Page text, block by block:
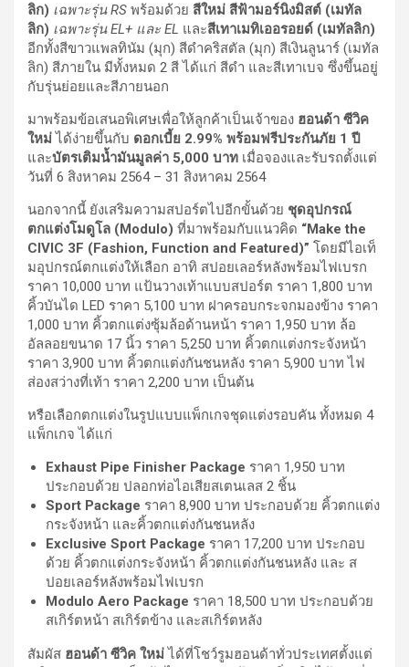
ลิก) เฉพาะรุ่นRS พร้อมด้วย สีใหม่ สีฟ้ามอร์นิงมิสต์ (เมทัล
ลิก) เฉพาะรุ่นEL+ และ EL และสีเทาเมทิเออรอยด์ (เมทัลลิก)
อีกทั้งสีขาวแพลทินัม (มุก) สีดำคริสตัล (มุก) สีเงินลูนาร์ (เมทัล
ลิก) สีภายใน มีทั้งหมด 2 สี ได้แก่ สีดำ และสีเทาเบจ ซึ่งขึ้นอยู่
กับรุ่นย่อยและสีภายนอก
มาพร้อมข้อเสนอพิเศษเพื่อให้ลูกค้าเป็นเจ้าของ ฮอนด้า ซีวิค
ใหม่ ได้ง่ายขึ้นกับ ดอกเบี้ย 2.99% พร้อมฟรีประกันภัย 1 ปี
และบัตรเติมน้ำมันมูลค่า 5,000 บาท เมื่อจองและรับรถตั้งแต่
วันที่ 6 สิงหาคม 2564 – 31 สิงหาคม 2564
นอกจากนี้ ยังเสริมความสปอร์ตไปอีกขั้นด้วย ชุดอุปกรณ์
ตกแต่งโมดูโล (Modulo) ที่มาพร้อมกับแนวคิด “Make the
CIVIC 3F (Fashion, Function and Featured)” โดยมีไอเท็
มอุปกรณ์ตกแต่งให้เลือก อาทิ สปอยเลอร์หลังพร้อมไฟเบรก
ราคา 10,000 บาท แป้นวางเท้าแบบสปอร์ต ราคา 1,800 บาท
คิ้วบันได LED ราคา 5,100 บาท ฝาครอบกระจกมองข้าง ราคา
1,000 บาท คิ้วตกแต่งซุ้มล้อด้านหน้า ราคา 1,950 บาท ล้อ
อัลลอยขนาด 17 นิ้ว ราคา 5,250 บาท คิ้วตกแต่งกระจังหน้า
ราคา 3,900 บาท คิ้วตกแต่งกันชนหลัง ราคา 5,900 บาท ไฟ
ส่องสว่างที่เท้า ราคา 2,200 บาท เป็นต้น
หรือเลือกตกแต่งในรูปแบบแพ็กเกจชุดแต่งรอบคัน ทั้งหมด 4
แพ็กเกจ ได้แก่
Exhaust Pipe Finisher Package ราคา 1,950 บาท
ประกอบด้วย ปลอกท่อไอเสียสเตนเลส 2 ชิ้น
Sport Package ราคา 8,900 บาท ประกอบด้วย คิ้วตกแต่ง
กระจังหน้า และคิ้วตกแต่งกันชนหลัง
Exclusive Sport Package ราคา 17,200 บาท ประกอบ
ด้วย คิ้วตกแต่งกระจังหน้า คิ้วตกแต่งกันชนหลัง และ ส
ปอยเลอร์หลังพร้อมไฟเบรก
Modulo Aero Package ราคา 18,500 บาท ประกอบด้วย
สเกิร์ตหน้า สเกิร์ตข้าง และสเกิร์ตหลัง
สัมผัส ฮอนด้า ซีวิค ใหม่ได้ที่โชว์รูมฮอนด้าทั่วประเทศตั้งแต่